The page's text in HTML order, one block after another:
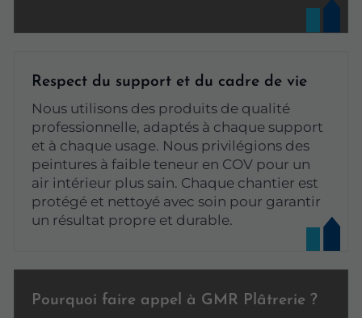
Respect du support et du cadre de vie
Nous utilisons des produits de qualité
professionnelle, adaptés à chaque support
et à chaque usage. Nous privilégions des
peintures à faible teneur en COV pour un
air intérieur plus sain. Chaque chantier est
protégé et nettoyé avec soin pour garantir
un résultat propre et durable.
Pourquoi faire appel à GMR Plâtrerie ?